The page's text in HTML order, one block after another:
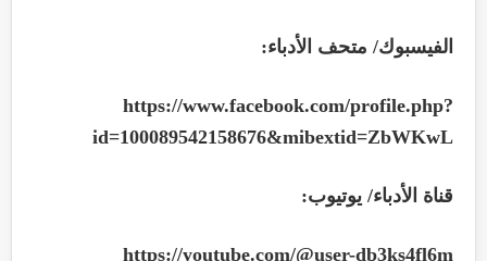
الفيسبوك/ متحف الأدباء:
https://www.facebook.com/profile.php?
id=100089542158676&mibextid=ZbWKwL
قناة الأدباء/ يوتيوب:
https://youtube.com/@user-db3ks4fl6m